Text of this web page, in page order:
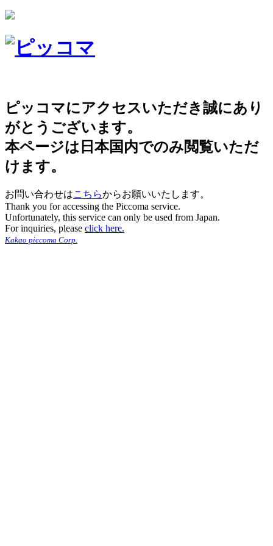
ピッコマにアクセスいただき誠にあり
がとうございます。
本ページは日本国内でのみ閲覧いただ
けます。
お問い合わせはこちらからお願いいたします。
Thank you for accessing the Piccoma service.
Unfortunately, this service can only be used from Japan.
For inquiries, please click here.
Kakao piccoma Corp.